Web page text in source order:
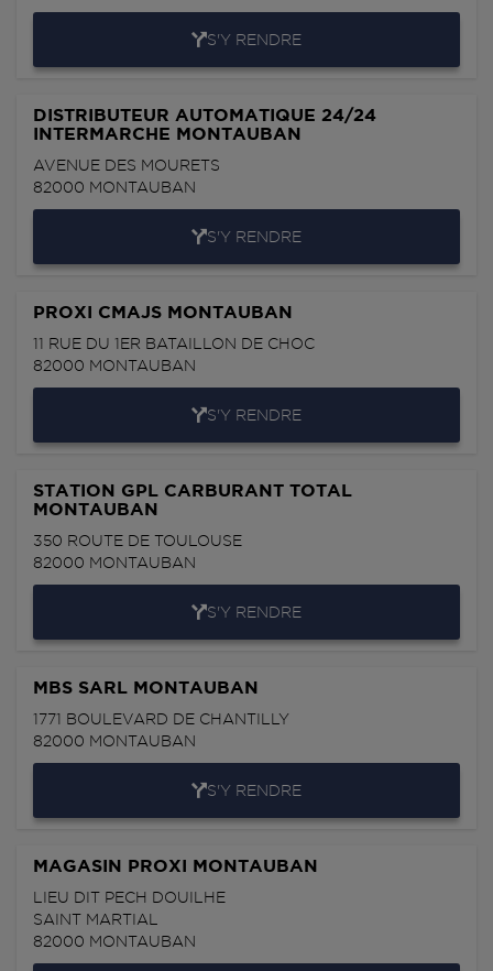
S'Y RENDRE
DISTRIBUTEUR AUTOMATIQUE 24/24
INTERMARCHE MONTAUBAN
AVENUE DES MOURETS
82000 MONTAUBAN
S'Y RENDRE
PROXI CMAJS MONTAUBAN
11 RUE DU 1ER BATAILLON DE CHOC
82000 MONTAUBAN
S'Y RENDRE
STATION GPL CARBURANT TOTAL
MONTAUBAN
350 ROUTE DE TOULOUSE
82000 MONTAUBAN
S'Y RENDRE
MBS SARL MONTAUBAN
1771 BOULEVARD DE CHANTILLY
82000 MONTAUBAN
S'Y RENDRE
MAGASIN PROXI MONTAUBAN
LIEU DIT PECH DOUILHE
SAINT MARTIAL
82000 MONTAUBAN